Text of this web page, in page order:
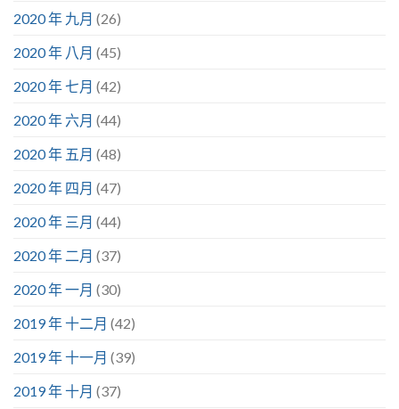
2020 年 九月 (26)
2020 年 八月 (45)
2020 年 七月 (42)
2020 年 六月 (44)
2020 年 五月 (48)
2020 年 四月 (47)
2020 年 三月 (44)
2020 年 二月 (37)
2020 年 一月 (30)
2019 年 十二月 (42)
2019 年 十一月 (39)
2019 年 十月 (37)